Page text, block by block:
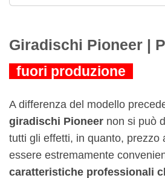
Giradischi Pioneer |
fuori produzione
A differenza del modello
giradischi Pioneer non si può
tutti gli effetti, in quanto, prezzo
essere estremamente
caratteristiche professionali